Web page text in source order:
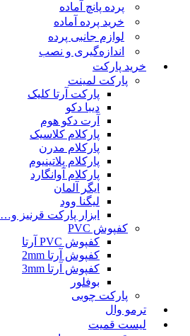
پرده پانچ آماده
خرید پرده آماده
لوازم جانبی پرده
اندازه‌گیری و نصب
خرید پارکت
پارکت لمینت
پارکت آرتا کلیک
دیبا دکو
آرت دکو هوم
پارکلام کلاسیک
پارکلام مدرن
پارکلام پلاتینیوم
پارکلام آوانگارد
ایگر آلمان
لیگنا وود
ابزار پارکت قرنیز و…
کفپوش PVC
کفپوش PVC آرتا
کفپوش آرتا 2mm
کفپوش آرتا 3mm
بوفلور
پارکت چوبی
ترمو وال
لیست قمیت